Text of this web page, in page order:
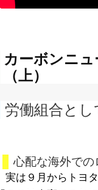
カーボンニ
（上）
労働組合と
心配な海外で
実は９月からトヨタ